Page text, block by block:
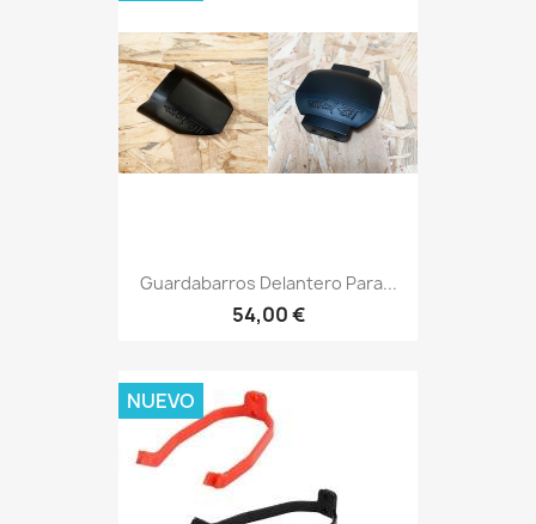
Guardabarros Delantero Para...
54,00 €
NUEVO